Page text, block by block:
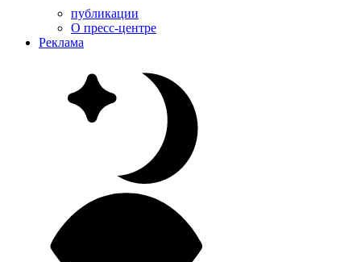
публикации
О пресс-центре
Реклама